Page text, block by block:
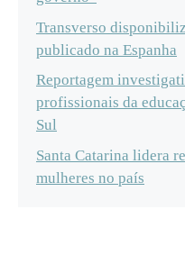
Transverso
publicado na Espanha
Reportagem
profissionais da
Sul
Santa Catarina lidera
mulheres no país